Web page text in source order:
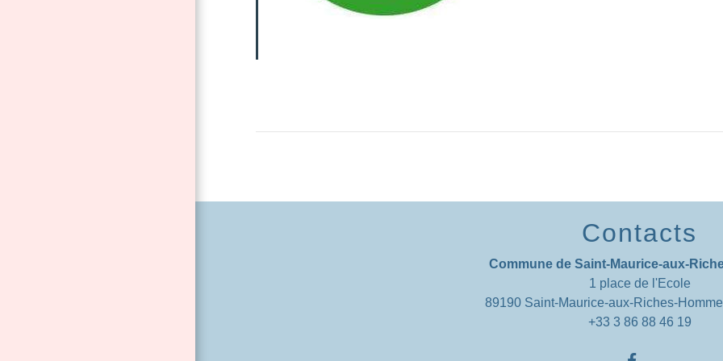
Contacts
Commune de Saint-Maurice-aux-
1 place de l'Ecole
89190 Saint-Maurice-aux-Riches-
+33 3 86 88 46 19